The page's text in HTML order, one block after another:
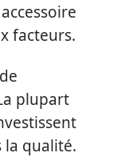
facteurs.
plupart
la qualité.